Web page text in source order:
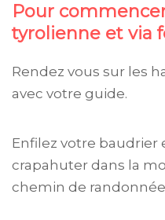
Pour
tyrolienne et via
Rendez vous sur les
avec votre guide.
Enfilez votre baudrier
crapahuter dans la
chemin de